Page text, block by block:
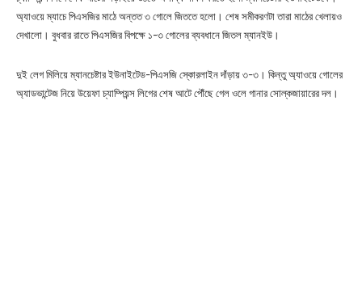
অ্যাওয়ে ম্যাচে পিএসজির মাঠে অন্তত ৩ গোলে জিততে হলো। শেষ সমীকরণটা তারা মাঠের খেলায়ও
দেখালো। বুধবার রাতে পিএসজির বিপক্ষে ১-৩ গোলের ব্যবধানে জিতল ম্যানইউ।
দুই লেগ মিলিয়ে ম্যানচেষ্টার ইউনাইটেড-পিএসজি স্কোরলাইন দাঁড়ায় ৩-৩। কিন্তু অ্যাওয়ে গোলের
অ্যাডভান্টেজ নিয়ে উয়েফা চ্যাম্পিয়ন্স লিগের শেষ আটে পৌঁছে গেল ওলে গানার সোল্কজায়ারের দল।